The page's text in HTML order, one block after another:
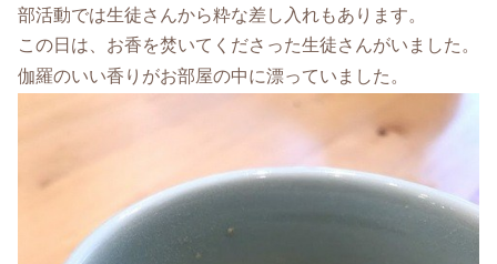
部活動では生徒さんから粋な差し入れもあります。
この日は、お香を焚いてくださった生徒さんがいました。
伽羅のいい香りがお部屋の中に漂っていました。